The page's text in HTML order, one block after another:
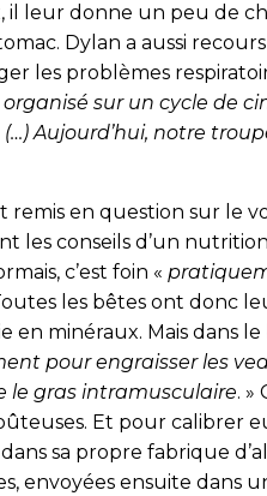
il leur donne un peu de
Dylan a aussi
les problèmes
organisé sur un cycle de
Aujourd’hui, notre
remis en question sur le
les conseils d’un
c’est foin «
les bêtes ont donc
en minéraux. Mais dans
pour engraisser les
le gras intramusculaire. »
Et pour calibrer
sa propre fabrique
envoyées ensuite dans